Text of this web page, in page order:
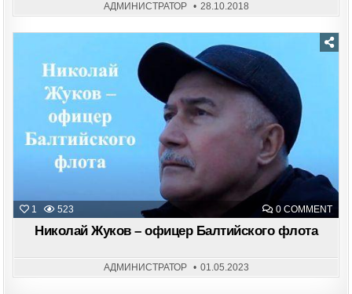
АДМИНИСТРАТОР 28.10.2018
1 523 0 COMMENTON
Николай Жуков – офицер Балтийского флота
АДМИНИСТРАТОР 01.05.2023